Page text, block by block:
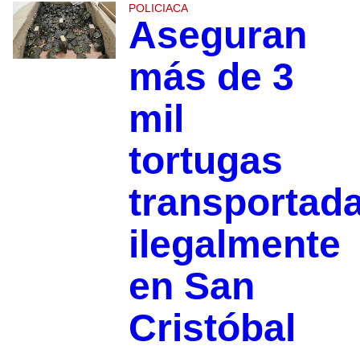
POLICIACA
Aseguran
más de 3
mil
tortugas
ilegalmente
en San
Cristóbal